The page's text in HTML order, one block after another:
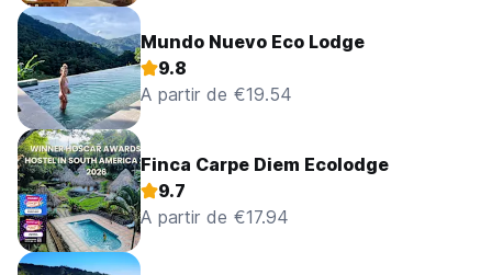
Mundo Nuevo Eco Lodge
9.8
A partir de €19.54
Finca Carpe Diem Ecolodge
9.7
A partir de €17.94